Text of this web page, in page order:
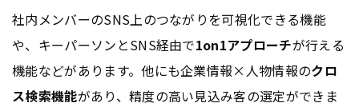
社内メンバーのSNS上のつながりを可視化できる機能
や、キーパーソンとSNS経由で1on1アプローチが行える
機能などがあります。他にも企業情報×人物情報のクロ
ス検索機能があり、精度の高い見込み客の選定ができま